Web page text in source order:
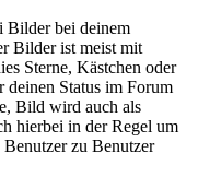
Bilder bei deinem
Bilder ist meist mit
Sterne, Kästchen oder
deinen Status im Forum
Bild wird auch als
hierbei in der Regel um
zu Benutzer